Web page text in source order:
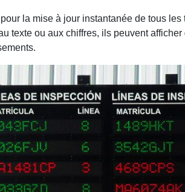
la mise à jour instantanée de tous
texte ou aux chiffres, ils peuvent